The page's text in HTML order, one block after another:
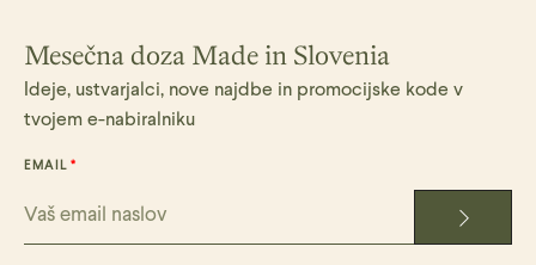
Mesečna doza Made in Slovenia
Ideje, ustvarjalci, nove najdbe in promocijske kode v
tvojem e-nabiralniku
EMAIL